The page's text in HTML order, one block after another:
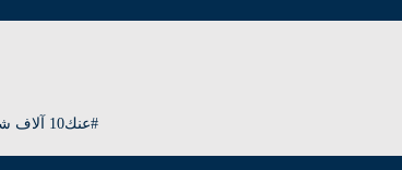
#عنك10 آلاف شخص استفادوا من جمعية "عنك" في المنطقة الشرقية